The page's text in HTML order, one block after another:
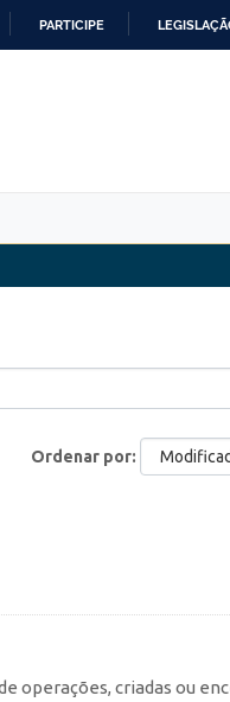
PARTICIPE
Ordenar por
operações, criadas ou